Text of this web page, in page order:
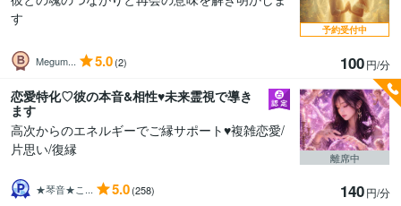
す
Megum... 5.0(2) 100円/分
予約受付中
恋愛特化♡彼の本音&相性♥️未来霊視で導き
ます
高次からのエネルギーでご縁サポート♥️複雑恋愛/
片思い/復縁
★琴音★こ... 5.0(258) 140円/分
離席中